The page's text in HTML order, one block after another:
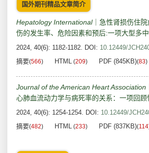
国外期刊精品文章简介
Hepatology International｜急性肾损伤住
伤的发生率、危险因素和预后:一项大型多
2024, 40(6): 1182-1182. DOI: 10.12449/
摘要(566) HTML (209) PDF (845KB)(83)
Journal of the American Heart Association
心肺血流动力学与病死率的关系：一项回顾
2024, 40(6): 1254-1254. DOI: 10.12449/
摘要(482) HTML (233) PDF (837KB)(114